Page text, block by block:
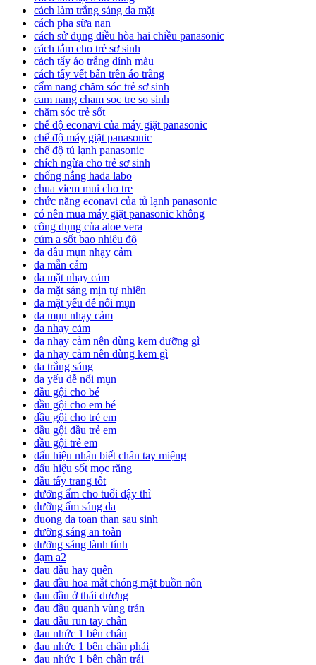
cách làm trắng sáng da mặt
cách pha sữa nan
cách sử dụng điều hòa hai chiều panasonic
cách tắm cho trẻ sơ sinh
cách tẩy áo trắng dính màu
cách tẩy vết bẩn trên áo trắng
cẩm nang chăm sóc trẻ sơ sinh
cam nang cham soc tre so sinh
chăm sóc trẻ sốt
chế độ econavi của máy giặt panasonic
chế độ máy giặt panasonic
chế độ tủ lạnh panasonic
chích ngừa cho trẻ sơ sinh
chống nắng hada labo
chua viem mui cho tre
chức năng econavi của tủ lạnh panasonic
có nên mua máy giặt panasonic không
công dụng của aloe vera
cúm a sốt bao nhiêu độ
da dầu mụn nhạy cảm
da mẫn cảm
da mặt nhạy cảm
da mặt sáng mịn tự nhiên
da mặt yếu dễ nổi mụn
da mụn nhạy cảm
da nhạy cảm
da nhạy cảm nên dùng kem dưỡng gì
da nhạy cảm nên dùng kem gì
da trắng sáng
da yếu dễ nổi mụn
dầu gội cho bé
dầu gội cho em bé
dầu gội cho trẻ em
dầu gội đầu trẻ em
dầu gội trẻ em
dấu hiệu nhận biết chân tay miệng
dấu hiệu sốt mọc răng
dầu tẩy trang tốt
dưỡng ẩm cho tuổi dậy thì
dưỡng ẩm sáng da
duong da toan than sau sinh
dưỡng sáng an toàn
dưỡng sáng lành tính
đạm a2
đau đầu hay quên
đau đầu hoa mắt chóng mặt buồn nôn
đau đầu ở thái dương
đau đầu quanh vùng trán
đau đầu run tay chân
đau nhức 1 bên chân
đau nhức 1 bên chân phải
đau nhức 1 bên chân trái